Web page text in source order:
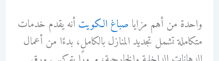
واحدة من أهم مزايا صباغ الكويتأنه يقدم خدمات
متكاملة تشمل تجديد المنازل بالكامل، بدءًا من أعمال